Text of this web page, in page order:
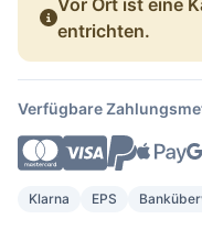
entrichten.
Verfügbare
Klarna EPS